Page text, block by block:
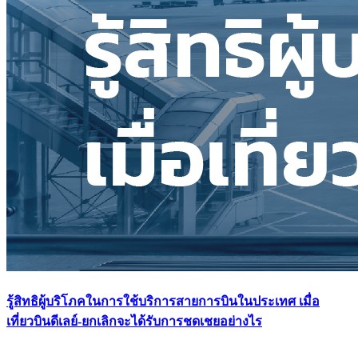
รู้สิทธิผู้บริโภคในการใช้บริการสายการบินในประเทศ เมื่อ
เที่ยวบินดีเลย์-ยกเลิกจะได้รับการชดเชยอย่างไร